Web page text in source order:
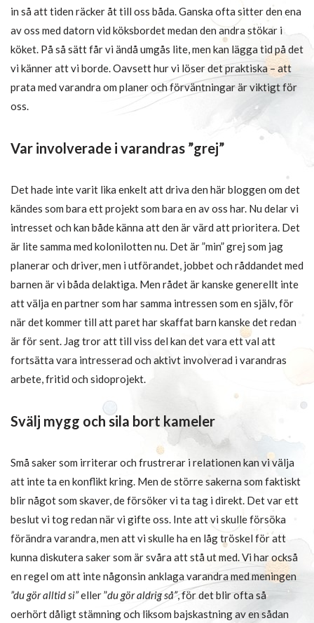
in så att tiden räcker åt till oss båda. Ganska ofta sitter den ena
av oss med datorn vid köksbordet medan den andra stökar i
köket. På så sätt får vi ändå umgås lite, men kan lägga tid på det
vi känner att vi borde. Oavsett hur vi löser det praktiska – att
prata med varandra om planer och förväntningar är viktigt för
oss.
Var involverade i varandras ”grej”
Det hade inte varit lika enkelt att driva den här bloggen om det
kändes som bara ett projekt som bara en av oss har. Nu delar vi
intresset och kan både känna att den är värd att prioritera. Det
är lite samma med kolonilotten nu. Det är ”min” grej som jag
planerar och driver, men i utförandet, jobbet och råddandet med
barnen är vi båda delaktiga. Men rådet är kanske generellt inte
att välja en partner som har samma intressen som en själv, för
när det kommer till att paret har skaffat barn kanske det redan
är för sent. Jag tror att till viss del kan det vara ett val att
fortsätta vara intresserad och aktivt involverad i varandras
arbete, fritid och sidoprojekt.
Svälj mygg och sila bort kameler
Små saker som irriterar och frustrerar i relationen kan vi välja
att inte ta en konflikt kring. Men de större sakerna som faktiskt
blir något som skaver, de försöker vi ta tag i direkt. Det var ett
beslut vi tog redan när vi gifte oss. Inte att vi skulle försöka
förändra varandra, men att vi skulle ha en låg tröskel för att
kunna diskutera saker som är svåra att stå ut med. Vi har också
en regel om att inte någonsin anklaga varandra med meningen
”du gör alltid si”eller ”du gör aldrig så”, för det blir ofta så
oerhört dåligt stämning och liksom bajskastning av en sådan